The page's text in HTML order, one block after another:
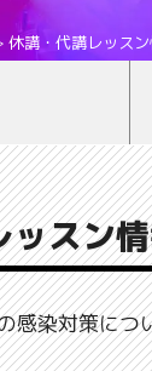
休講・代講レッス
ッスン
感染対策につ